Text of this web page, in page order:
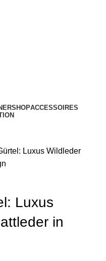
SHOPACCESSOIRES
Luxus Wildleder
Luxus
in